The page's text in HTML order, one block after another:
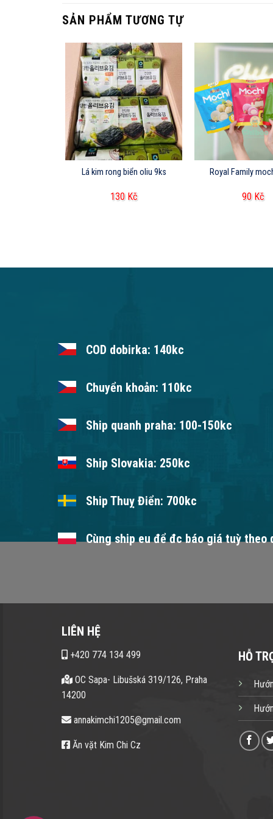
SẢN PHẨM TƯƠNG TỰ
Lá kim rong biển oliu 9ks
130 Kč
Royal Family
90 Kč
COD dobirka: 140kc
Chuyển khoản: 110kc
Ship quanh praha: 100-150kc
Ship Slovakia: 250kc
Ship Thuỵ Điển: 700kc
Cùng ship eu để đc báo giá tuỳ theo
LIÊN HỆ
+420 774 134 499
OC Sapa- Libušská 319/126, Praha
14200
annakimchi1205@gmail.com
Ăn vặt Kim Chi Cz
HỖ